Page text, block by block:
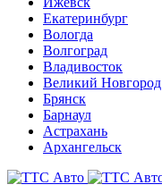
Екатеринбург
Вологда
Волгоград
Владивосток
Великий Новгород
Брянск
Барнаул
Астрахань
Архангельск